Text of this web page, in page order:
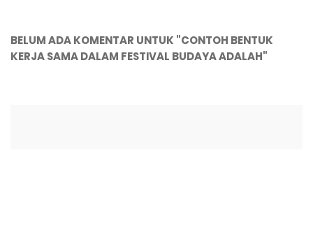
BELUM ADA KOMENTAR UNTUK "CONTOH BENTUK
KERJA SAMA DALAM FESTIVAL BUDAYA ADALAH"